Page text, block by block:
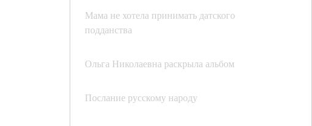
Мама не хотела принимать датского
подданства
Ольга Николаевна раскрыла альбом
Послание русскому народу